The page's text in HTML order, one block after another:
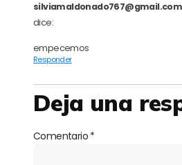
silviamaldonado767@gmail.com
dice:
empecemos
Responder
Deja una
Comentario *